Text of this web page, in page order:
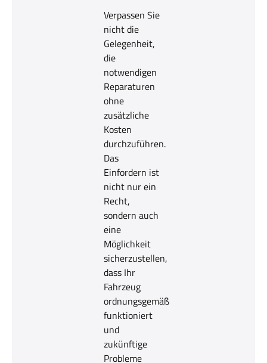
Verpassen Sie
nicht die
Gelegenheit,
die
notwendigen
Reparaturen
ohne
zusätzliche
Kosten
durchzuführen.
Das
Einfordern ist
nicht nur ein
Recht,
sondern auch
eine
Möglichkeit
sicherzustellen,
dass Ihr
Fahrzeug
ordnungsgemäß
funktioniert
und
zukünftige
Probleme